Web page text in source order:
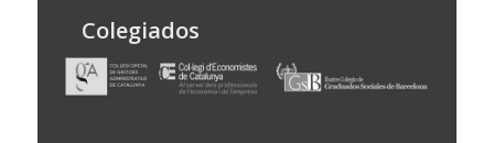
Colegiados